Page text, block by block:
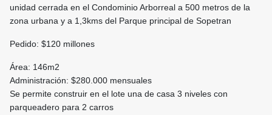
unidad cerrada en el Condominio Arborreal a 500 metros de la
zona urbana y a 1,3kms del Parque principal de Sopetran
Pedido: $120 millones
Área: 146m2
Administración: $280.000 mensuales
Se permite construir en el lote una de casa 3 niveles con
parqueadero para 2 carros